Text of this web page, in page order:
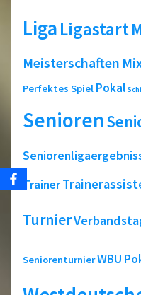
LigaLigastart
Meisterschaften
Perfektes Spiel Pokal
Senioren
Trainer
Turnier
SeniorenturnierWBU